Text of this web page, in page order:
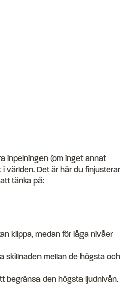
inpelningen (om inget annat
världen. Det är här du finjusterar
tänka på:
klippa, medan för låga nivåer
skillnaden mellan de högsta och
begränsa den högsta ljudnivån.